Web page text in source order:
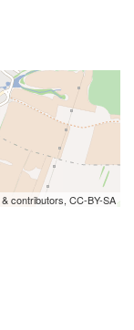
& contributors, CC-BY-SA